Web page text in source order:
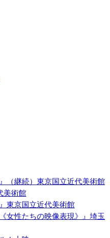
（継続）東京国立近代美術館
美術館
東京国立近代美術館
女性たちの映像表現》』埼玉